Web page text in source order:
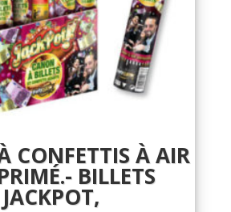
CONFETTIS À AIR
BILLETS
JACKPOT,